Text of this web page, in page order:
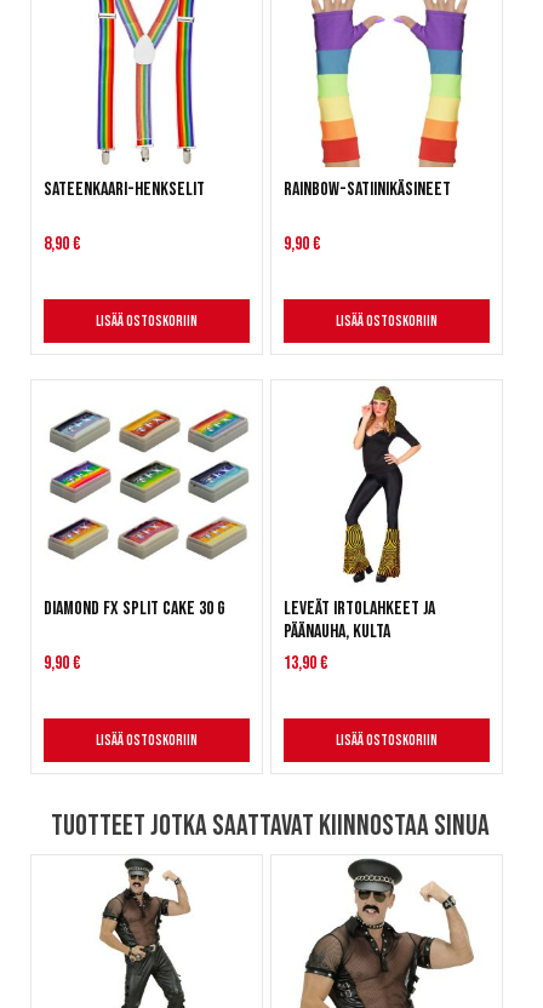
Sateenkaari-henkselit
8,90 €
Lisää ostoskoriin
Rainbow-satiinikäsineet
9,90 €
Lisää ostoskoriin
Diamond FX Split Cake 30 g
9,90 €
Lisää ostoskoriin
Leveät irtolahkeet ja
päänauha, kulta
13,90 €
Lisää ostoskoriin
Tuotteet jotka saattavat kiinnostaa sinua